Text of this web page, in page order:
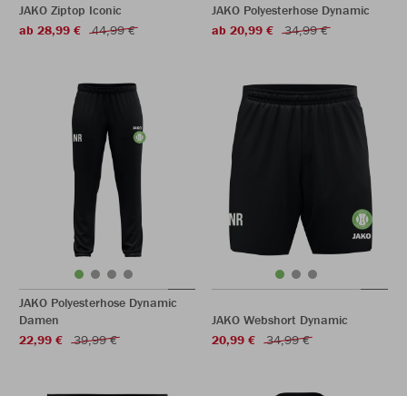
JAKO Ziptop Iconic
ab 28,99 €
44,99 €
JAKO Polyesterhose Dynamic
ab 20,99 €
34,99 €
JAKO Polyesterhose Dynamic
Damen
22,99 €
39,99 €
JAKO Webshort Dynamic
20,99 €
34,99 €